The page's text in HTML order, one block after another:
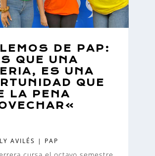
DE PAP:
QUE UNA
ES UNA
QUE
LA PENA
AVILÉS | PAP